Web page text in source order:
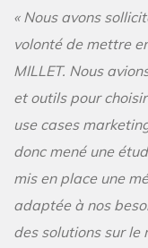
« Nous avons
volonté de mettre
MILLET. Nous
et outils pour
use cases
donc mené une
mis en place une
adaptée à nos
des solutions sur le